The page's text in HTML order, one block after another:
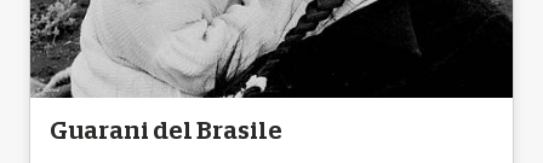
Guarani del Brasile